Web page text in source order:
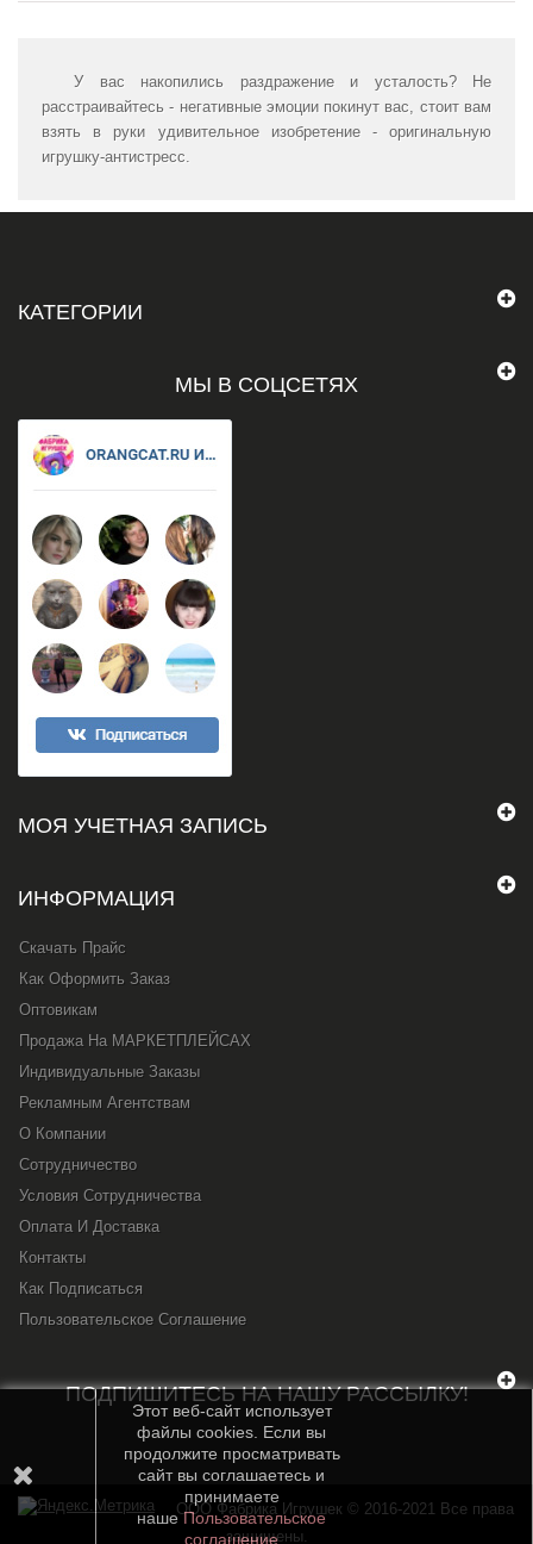
У вас накопились раздражение и усталость? Не
расстраивайтесь - негативные эмоции покинут вас, стоит вам
взять в руки удивительное изобретение - оригинальную
игрушку-антистресс.
КАТЕГОРИИ
МЫ В СОЦСЕТЯХ
МОЯ УЧЕТНАЯ ЗАПИСЬ
ИНФОРМАЦИЯ
Скачать Прайс
Как Оформить Заказ
Оптовикам
Продажа На МАРКЕТПЛЕЙСАХ
Индивидуальные Заказы
Рекламным Агентствам
О Компании
Сотрудничество
Условия Сотрудничества
Оплата И Доставка
Контакты
Как Подписаться
Пользовательское Соглашение
ПОДПИШИТЕСЬ НА НАШУ РАССЫЛКУ!
OOO Фабрика Игрушек © 2016-2021 Все права
защищены.
Этот веб-сайт использует
файлы cookies. Если вы
продолжите просматривать
сайт вы соглашаетесь и
принимаете
нашеПользовательское
соглашение